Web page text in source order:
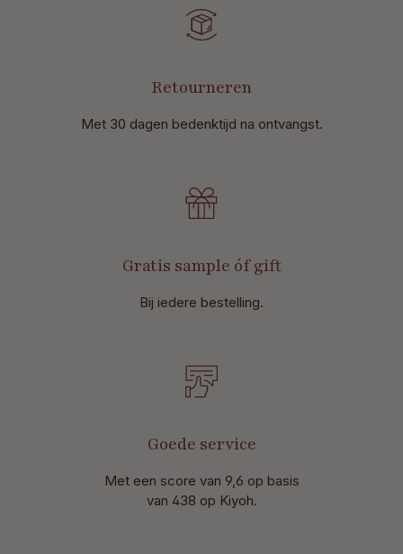
Retourneren
Met 30 dagen bedenktijd na ontvangst.
Gratis sample óf gift
Bij iedere bestelling.
Goede service
Met een score van 9,6 op basis
van 438 op Kiyoh.